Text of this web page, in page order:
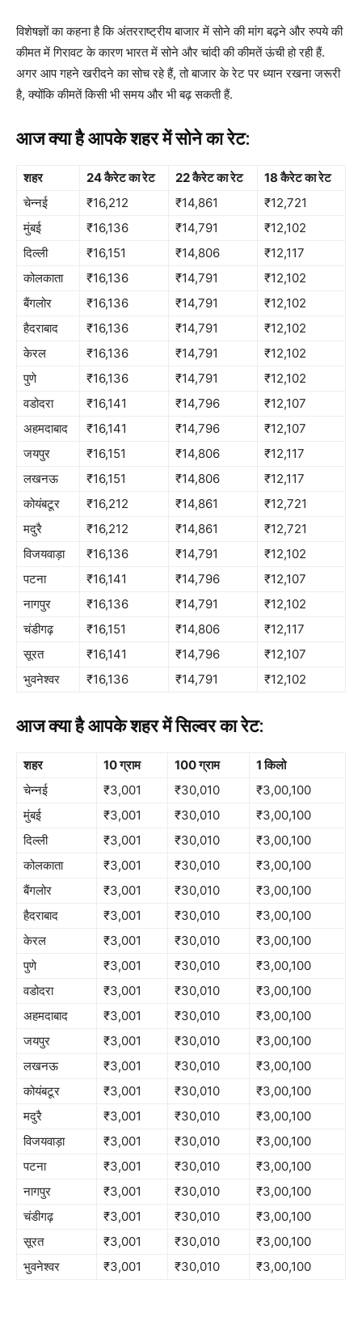
विशेषज्ञों का कहना है कि अंतरराष्ट्रीय बाजार में सोने की मांग बढ़ने और रुपये की
कीमत में गिरावट के कारण भारत में सोने और चांदी की कीमतें ऊंची हो रही हैं.
अगर आप गहने खरीदने का सोच रहे हैं, तो बाजार के रेट पर ध्यान रखना जरूरी
है, क्योंकि कीमतें किसी भी समय और भी बढ़ सकती हैं.
आज क्या है आपके शहर में सोने का रेट:
शहर 24 कैरेट का रेट 22 कैरेट का रेट
18 कैरेट का रेट
चेन्नई
₹16,212 ₹14,861
₹12,721
मुंबई
₹16,136 ₹14,791
₹12,102
दिल्ली
₹16,151 ₹14,806
₹12,117
कोलकाता
₹16,136 ₹14,791
₹12,102
बैंगलोर
₹16,136 ₹14,791
₹12,102
हैदराबाद
₹16,136 ₹14,791
₹12,102
केरल
₹16,136 ₹14,791
₹12,102
पुणे
₹16,136 ₹14,791
₹12,102
वडोदरा
₹16,141 ₹14,796
₹12,107
अहमदाबाद
₹16,141 ₹14,796
₹12,107
जयपुर
₹16,151 ₹14,806
₹12,117
लखनऊ
₹16,151 ₹14,806
₹12,117
कोयंबटूर
₹16,212 ₹14,861
₹12,721
मदुरै
₹16,212 ₹14,861
₹12,721
विजयवाड़ा
₹16,136 ₹14,791
₹12,102
पटना
₹16,141 ₹14,796
₹12,107
नागपुर
₹16,136 ₹14,791
₹12,102
चंडीगढ़
₹16,151 ₹14,806
₹12,117
सूरत
₹16,141 ₹14,796
₹12,107
भुवनेश्वर
₹16,136 ₹14,791 ₹12,102
आज क्या है आपके शहर में सिल्वर का रेट:
शहर 10 ग्राम 100 ग्राम
1 किलो
चेन्नई
₹3,001 ₹30,010
₹3,00,100
मुंबई
₹3,001 ₹30,010
₹3,00,100
दिल्ली
₹3,001 ₹30,010
₹3,00,100
कोलकाता
₹3,001 ₹30,010
₹3,00,100
बैंगलोर
₹3,001 ₹30,010
₹3,00,100
हैदराबाद
₹3,001 ₹30,010
₹3,00,100
केरल
₹3,001 ₹30,010
₹3,00,100
पुणे
₹3,001 ₹30,010
₹3,00,100
वडोदरा
₹3,001 ₹30,010
₹3,00,100
अहमदाबाद
₹3,001 ₹30,010
₹3,00,100
जयपुर
₹3,001 ₹30,010
₹3,00,100
लखनऊ
₹3,001 ₹30,010
₹3,00,100
कोयंबटूर
₹3,001 ₹30,010
₹3,00,100
मदुरै
₹3,001 ₹30,010
₹3,00,100
विजयवाड़ा
₹3,001 ₹30,010
₹3,00,100
पटना
₹3,001 ₹30,010
₹3,00,100
नागपुर
₹3,001 ₹30,010
₹3,00,100
चंडीगढ़
₹3,001 ₹30,010
₹3,00,100
सूरत
₹3,001 ₹30,010
₹3,00,100
भुवनेश्वर
₹3,001 ₹30,010 ₹3,00,100